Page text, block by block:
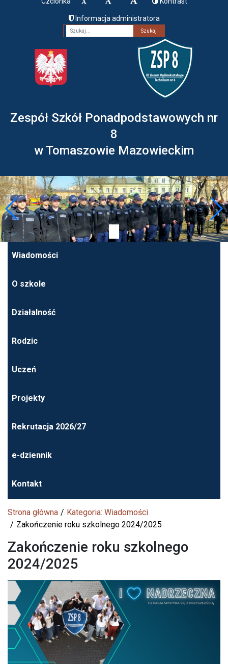
Informacja administratora
Fraza
Zespół Szkół Ponadpodstawowych nr
8
w Tomaszowie Mazowieckim
Wiadomości
O szkole
Działalność
Rodzic
Uczeń
Projekty
Rekrutacja 2026/27
e-dziennik
Kontakt
Strona główna
Kategoria: Wiadomości
Zakończenie roku szkolnego 2024/2025
Zakończenie roku szkolnego
2024/2025